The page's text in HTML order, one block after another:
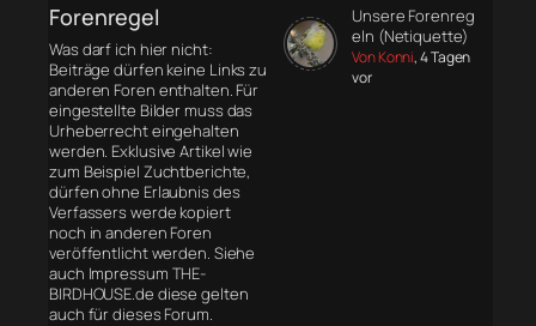
Forenregel
Was darf ich hier nicht:
Beiträge dürfen keine Links zu
anderen Foren enthalten. Für
eingestellte Bilder muss das
Urheberrecht eingehalten
werden. Exklusive Artikel wie
zum Beispiel Zuchtberichte,
dürfen ohne Erlaubnis des
Verfassers werde kopiert
noch in anderen Foren
veröffentlicht werden. Siehe
auch Impressum THE-
BIRDHOUSE.de diese gelten
auch für dieses Forum.
Unsere Forenreg
eln (Netiquette)
Von Konni, 4 Tagen
vor